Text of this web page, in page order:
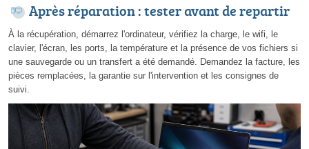
Après réparation : tester avant de repartir
À la récupération, démarrez l'ordinateur, vérifiez la charge, le wifi, le
clavier, l'écran, les ports, la température et la présence de vos fichiers si
une sauvegarde ou un transfert a été demandé. Demandez la facture, les
pièces remplacées, la garantie sur l'intervention et les consignes de
suivi.